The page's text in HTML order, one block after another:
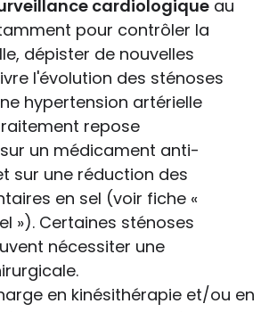
cardiologique au
pour contrôler la
dépister de nouvelles
l'évolution des sténoses
hypertension artérielle
repose
un médicament anti-
sur une réduction des
en sel (voir fiche «
»). Certaines sténoses
nécessiter une
en kinésithérapie et/ou en